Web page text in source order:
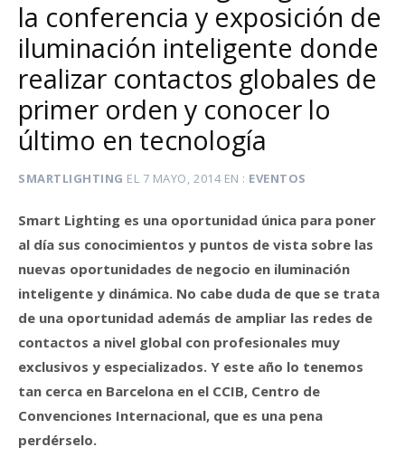
la conferencia y exposición de
iluminación inteligente donde
realizar contactos globales de
primer orden y conocer lo
último en tecnología
SMARTLIGHTING EL 7 MAYO, 2014EN EVENTOS
Smart Lighting es una oportunidad única para poner
al día sus conocimientos y puntos de vista sobre las
nuevas oportunidades de negocio en iluminación
inteligente y dinámica. No cabe duda de que se trata
de una oportunidad además de ampliar las redes de
contactos a nivel global con profesionales muy
exclusivos y especializados. Y este año lo tenemos
tan cerca en Barcelona en el CCIB, Centro de
Convenciones Internacional, que es una pena
perdérselo.